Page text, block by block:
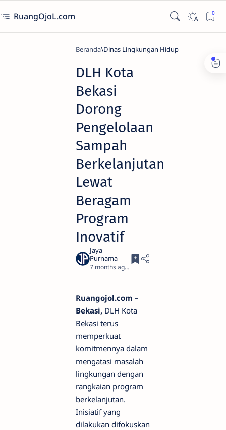
RuangOjoL.com
Beranda Dinas Lingkungan Hidup
DLH Kota
Bekasi
Dorong
Pengelolaan
Sampah
Berkelanjutan
Lewat
Beragam
Program
Inovatif
7 months ago
Ruangojol.com –
Bekasi, DLH Kota
Bekasi terus
memperkuat
komitmennya dalam
mengatasi masalah
lingkungan dengan
rangkaian program
berkelanjutan.
Inisiatif yang
dilakukan difokuskan